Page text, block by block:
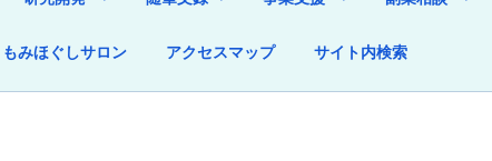
もみほぐしサロン アクセスマップ サイト内検索